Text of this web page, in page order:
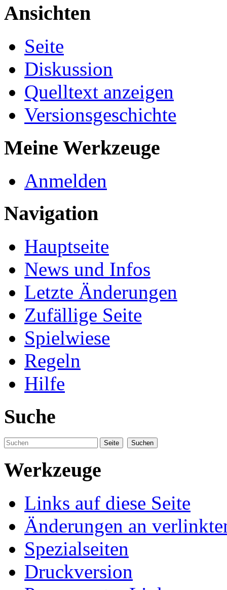
Ansichten
Seite
Diskussion
Quelltext anzeigen
Versionsgeschichte
Meine Werkzeuge
Anmelden
Navigation
Hauptseite
News und Infos
Letzte Änderungen
Zufällige Seite
Spielwiese
Regeln
Hilfe
Suche
Werkzeuge
Links auf diese Seite
Änderungen an
Spezialseiten
Druckversion